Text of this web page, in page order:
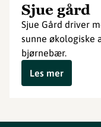
Sjue gård
Sjue Gård driver
sunne økologiske
bjørnebær.
Les mer